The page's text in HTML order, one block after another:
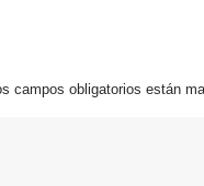
campos obligatorios están